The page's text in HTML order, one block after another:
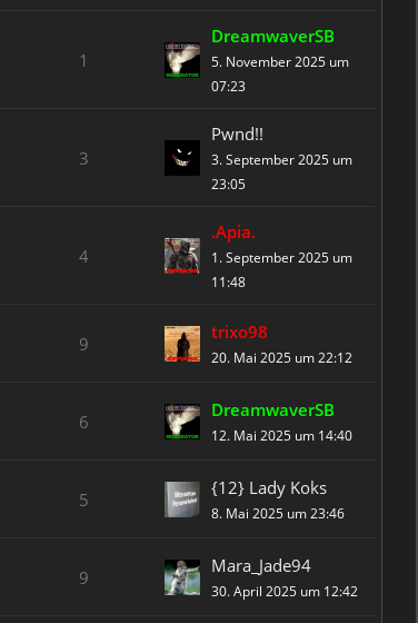
1
DreamwaverSB
5. November 2025 um
07:23
3
Pwnd!!
3. September 2025 um
23:05
4
.Apia.
1. September 2025 um
11:48
9
trixo98
20. Mai 2025 um 22:12
6
DreamwaverSB
12. Mai 2025 um 14:40
5
{12} Lady Koks
8. Mai 2025 um 23:46
9
Mara_Jade94
30. April 2025 um 12:42